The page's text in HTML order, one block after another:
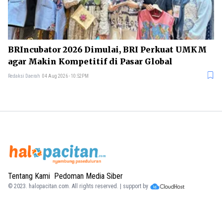
BRIncubator 2026 Dimulai, BRI Perkuat UMKM
agar Makin Kompetitif di Pasar Global
Redaksi Daerah 04 Aug 2026 - 10:52PM
Tentang Kami Pedoman Media Siber
© 2023. halopacitan.com. All rights reserved. | support by